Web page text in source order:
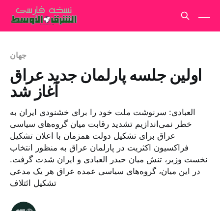
جهان
اولین جلسه پارلمان جدید عراق
آغاز شد
العبادی: سرنوشت ملت خود را برای خشنودی ایران به
خطر نمی‌اندازیم تشدید رقابت میان گروه‌های سیاسی
عراق برای تشکیل دولت همزمان با اعلان تشکیل
فراکسیون اکثریت در پارلمان عراق به منظور انتخاب
نخست وزیر، تنش میان حیدر العبادی و ایران شدت گرفت.
در این میان، گروه‌های سیاسی عمده عراق هر یک مدعی
تشکیل ائتلاف